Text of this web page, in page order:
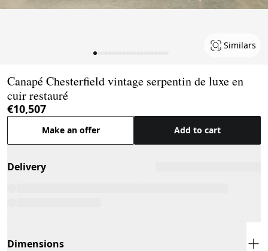
Similars
Canapé Chesterfield vintage serpentin de luxe en
cuir restauré
€10,507
Make an offer Add to cart
Delivery
Dimensions